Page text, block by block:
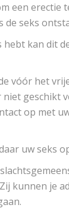
een ​​erectie
de seks
kan dit
vóór het
geschikt
op met
uw seks
kunnen je